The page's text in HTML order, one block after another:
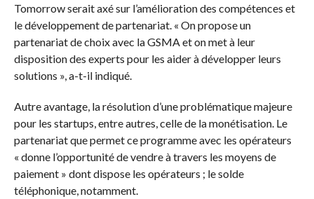
Tomorrow serait axé sur l’amélioration des compétences et
le développement de partenariat. « On propose un
partenariat de choix avec la GSMA et on met à leur
disposition des experts pour les aider à développer leurs
solutions », a-t-il indiqué.
Autre avantage, la résolution d’une problématique majeure
pour les startups, entre autres, celle de la monétisation. Le
partenariat que permet ce programme avec les opérateurs
« donne l’opportunité de vendre à travers les moyens de
paiement » dont dispose les opérateurs ; le solde
téléphonique, notamment.